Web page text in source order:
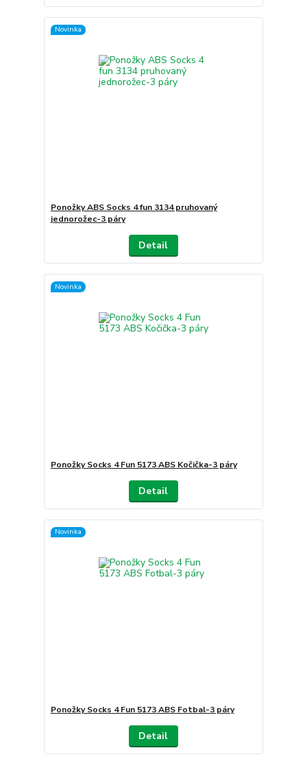
Novinka
Ponožky ABS Socks 4 fun 3134 pruhovaný
jednorožec-3 páry
Detail
Novinka
Ponožky Socks 4 Fun 5173 ABS Kočička-3 páry
Detail
Novinka
Ponožky Socks 4 Fun 5173 ABS Fotbal-3 páry
Detail